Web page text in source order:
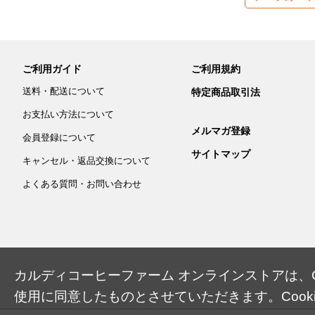
ご利用ガイド
送料・配送について
お支払い方法について
会員登録について
キャンセル・返品交換について
よくある質問・お問い合わせ
ご利用規約
特定商品取引法
メルマガ登録
サイトマップ
カルディコーヒーファーム オンラインストアは
使用に同意したものとさせていただきます。